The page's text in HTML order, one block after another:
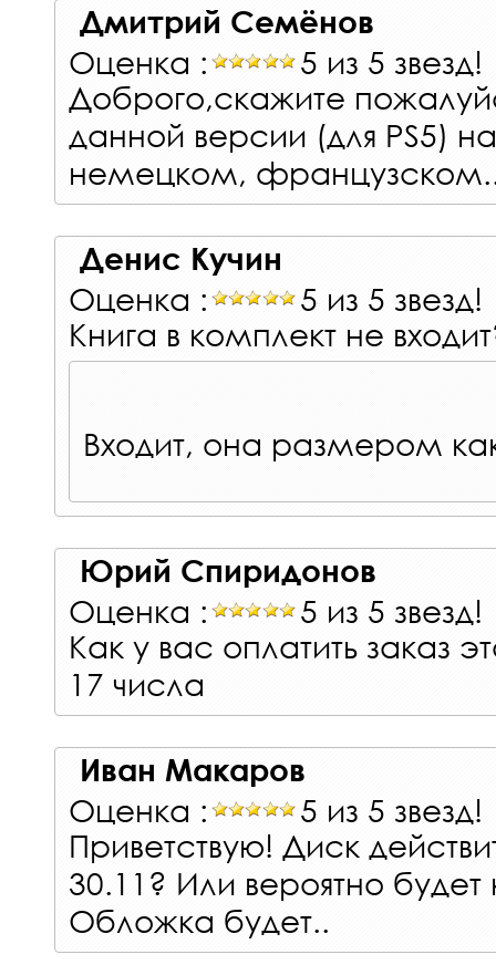
Дмитрий Семёнов
Оценка :
5 из 5 звезд!
Доброго,скажите
данной версии (для PS5)
немецком,
Денис Кучин
Оценка :
5 из 5 звезд!
Книга в комплект не
Входит, она размером
Юрий Спиридонов
Оценка :
5 из 5 звезд!
Как у вас оплатить заказ
17 числа
Иван Макаров
Оценка :
5 из 5 звезд!
Приветствую! Диск
30.11? Или вероятно
Обложка будет..